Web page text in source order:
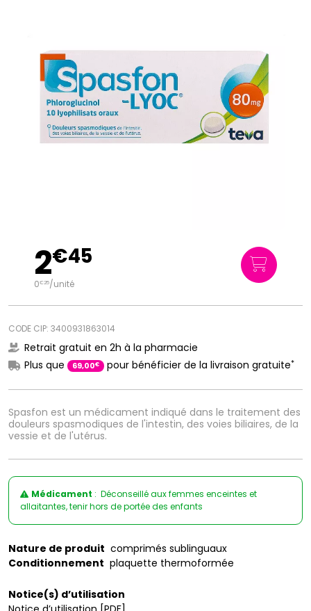
Spasfon est un médicament indiqué dans le traitement des
douleurs spasmodiques de l'intestin, des voies biliaires, de la
vessie et de l'utérus.
2€45
0€25/unité
CODE CIP: 3400931863014
Retrait gratuit en 2h à la pharmacie
Plus que
69,00€ pour bénéficier de la livraison gratuite*
Médicament : Déconseillé aux femmes enceintes et
allaitantes, tenir hors de portée des enfants
Nature de produit comprimés sublinguaux
Conditionnement plaquette thermoformée
Notice(s) d’utilisation